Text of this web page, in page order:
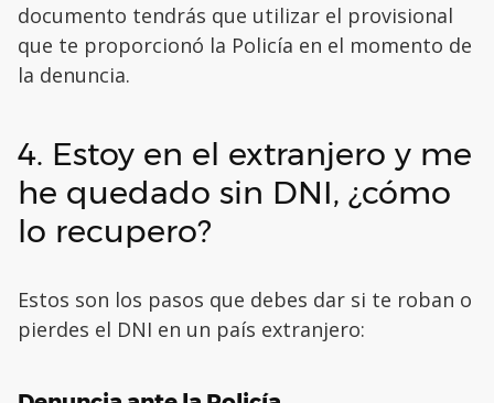
documento tendrás que utilizar el provisional
que te proporcionó la Policía en el momento de
la denuncia.
4. Estoy en el extranjero y me
he quedado sin DNI, ¿cómo
lo recupero?
Estos son los pasos que debes dar si te roban o
pierdes el DNI en un país extranjero: